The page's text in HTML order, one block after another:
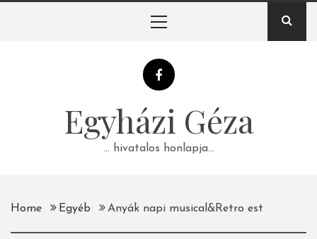
Egyházi Géza
… hivatalos honlapja…
Home Egyéb Anyák napi musical&Retro est